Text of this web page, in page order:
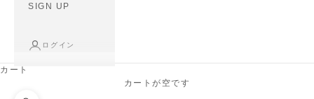
SIGN UP
ログイン
カート
カートが空です